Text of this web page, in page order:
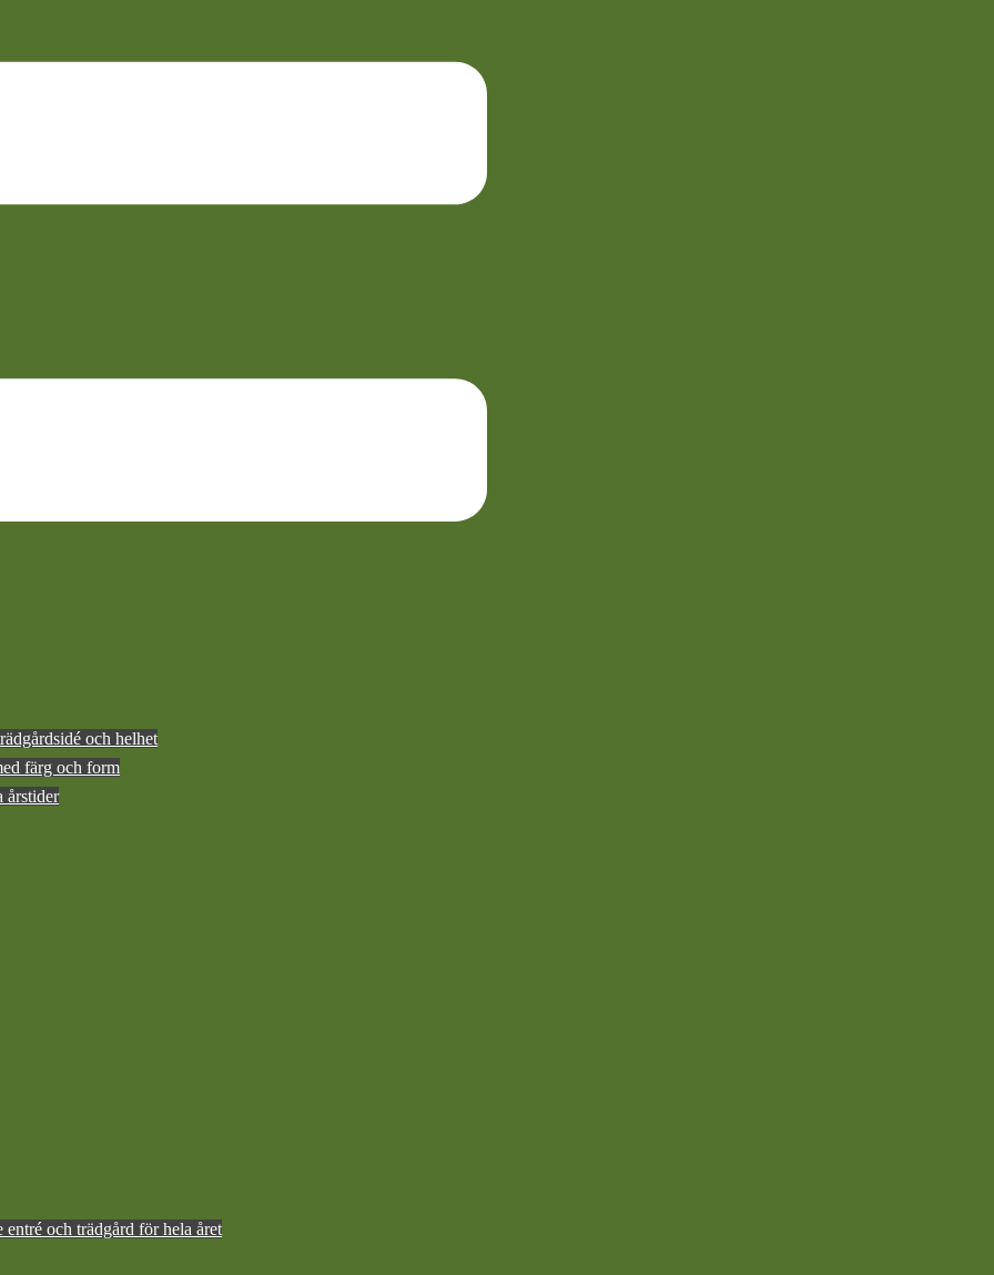
och helhet
färg och form
årstider
och trädgård för hela året